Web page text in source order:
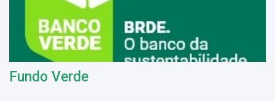
Fundo Verde